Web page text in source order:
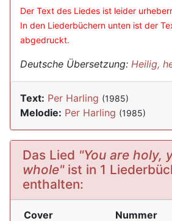
Der Text des Liedes ist leider
In den Liederbüchern unten ist der
abgedruckt.
Deutsche Übersetzung: Heilig,
Text: Per Harling (1985)
Melodie: Per Harling (1985)
Das Lied "You are holy,
whole"ist in 1
enthalten:
Cover Nummer